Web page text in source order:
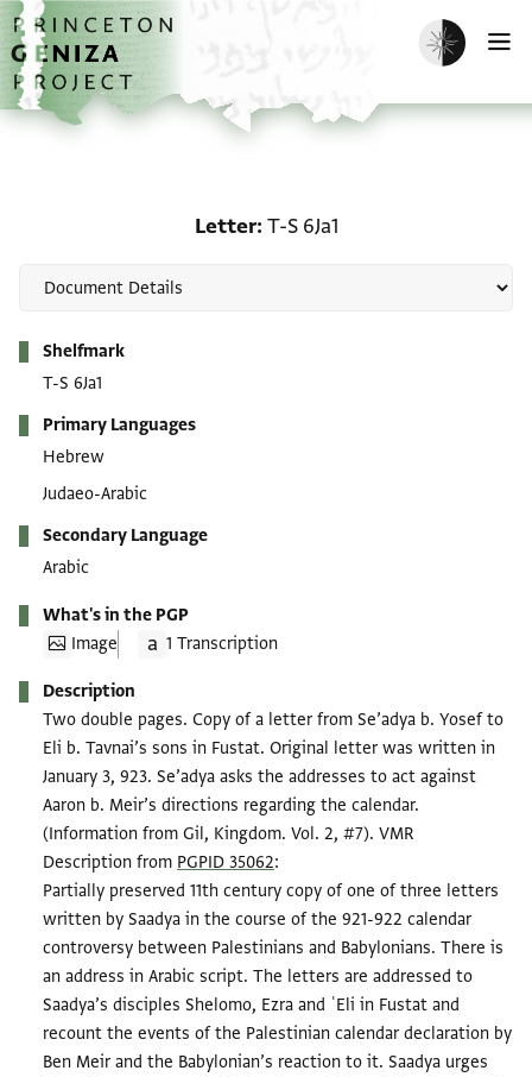
Skip to main content
home
Enable dark
Letter T-S 6Ja1
Shelfmark
T-S 6Ja1
Primary Languages
Hebrew
Judaeo-Arabic
Secondary Language
Arabic
What's in the PGP
Image
1 Transcription
Description
Two double pages. Copy of a letter from Se’adya b. Yosef to
Eli b. Tavnai’s sons in Fustat. Original letter was written in
January 3, 923. Se’adya asks the addresses to act against
Aaron b. Meir’s directions regarding the calendar.
(Information from Gil, Kingdom. Vol. 2, #7). VMR
Description from PGPID 35062:
Partially preserved 11th century copy of one of three letters
written by Saadya in the course of the 921-922 calendar
controversy between Palestinians and Babylonians. There is
an address in Arabic script. The letters are addressed to
Saadya’s disciples Shelomo, Ezra and ʿEli in Fustat and
recount the events of the Palestinian calendar declaration by
Ben Meir and the Babylonian’s reaction to it. Saadya urges